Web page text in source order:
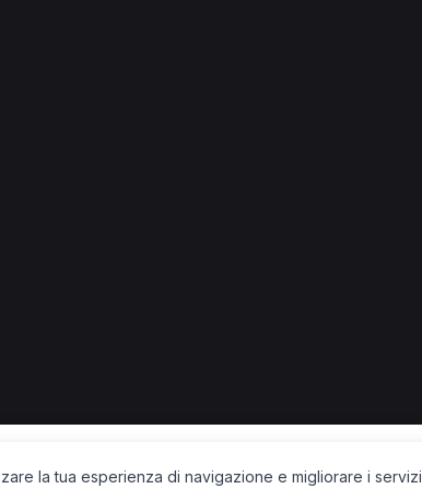
la tua esperienza di navigazione e migliorare i servizi